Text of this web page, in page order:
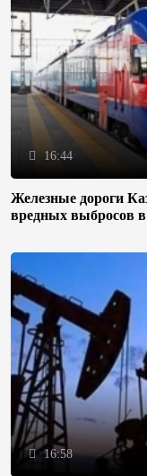
16:44
Железные дороги
вредных выбросов
16:58